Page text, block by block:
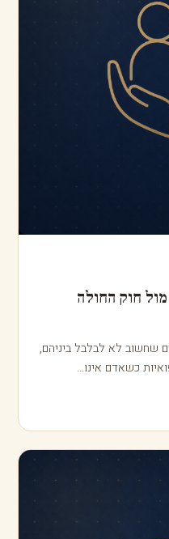
"ביחד ולחוד"
להחליט כיצד הם יפעלו
גדולות, שלעיתים…